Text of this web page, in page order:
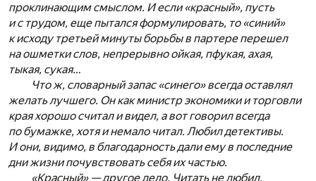
проклинающим смыслом. И если «красный», пусть
и с трудом, еще пытался формулировать, то «синий»
к исходу третьей минуты борьбы в партере перешел
на ошметки слов, непрерывно ойкая, пфукая, ахая,
тыкая, сукая…
Что ж, словарный запас «синего» всегда оставлял
желать лучшего. Он как министр экономики и торговли
края хорошо считал и видел, а вот говорил всегда
по бумажке, хотя и немало читал. Любил детективы.
И они, видимо, в благодарность дали ему в последние
дни жизни почувствовать себя их частью.
«Красный» — другое дело. Читать не любил.